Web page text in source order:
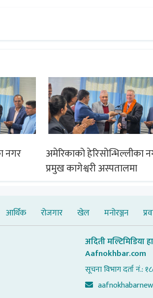
नगर
अमेरिकाको हेरिसोन्भिल्लीका
प्रमुख कागेश्वरी अस्पतालमा
आर्थिक रोजगार खेल मनोरञ्जन
अदिती मल्टिमिडिया
Aafnokhbar.com
सूचना विभाग दर्ता नं.: